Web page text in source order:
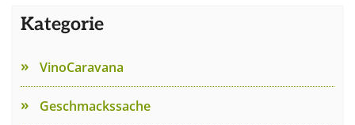
Kategorie
VinoCaravana
Geschmackssache